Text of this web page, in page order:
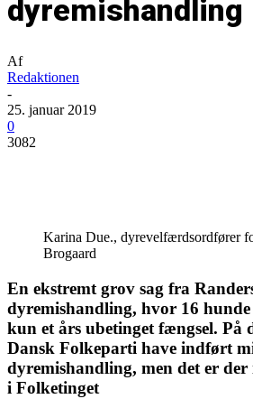
dyremishandling
Af
Redaktionen
-
25. januar 2019
0
3082
Karina Due., dyrevelfærdsordfører
Brogaard
En ekstremt grov sag fra
dyremishandling, hvor 16
kun et års ubetinget fængsel. På
Dansk Folkeparti have indført
dyremishandling, men det er
i Folketinget